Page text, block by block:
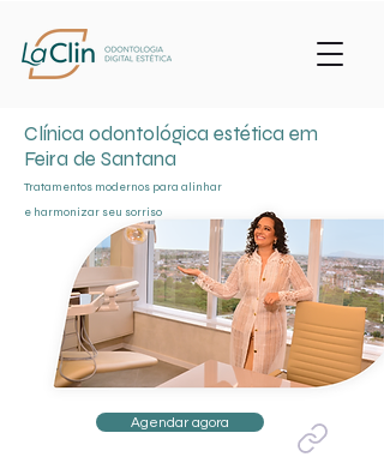
Clínica odontológica estética em
Feira de Santana
Tratamentos modernos para alinhar
e harmonizar seu sorriso
Agendar agora